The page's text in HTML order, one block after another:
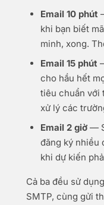
Email 10 phút
khi bạn biết
minh, xong.
Email 15 phút
cho hầu hết
tiêu chuẩn với
xử lý các
Email 2 giờ —
đăng ký nhiều
khi dự kiến
Cả ba đều sử
SMTP, cùng gửi